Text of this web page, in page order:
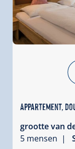
Appartement,
grootte van
5 mensen |